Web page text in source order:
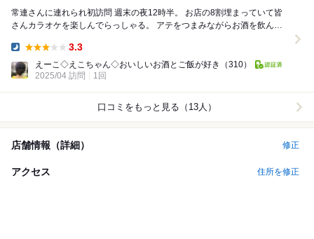
常連さんに連れられ初訪問 週末の夜12時半。 お店の8割埋まっていて皆
さんカラオケを楽しんでらっしゃる。 アテをつまみながらお酒を飲んで
3.3
えーこ◇えこちゃん◇おいしいお酒とご飯が好き
（310）
2025/04 訪問
1回
口コミをもっと見る（13人）
店舗情報（詳細） 修正
アクセス 住所を修正